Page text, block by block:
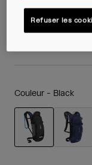
Article n°38593-
Couleur - Black
Refuser les